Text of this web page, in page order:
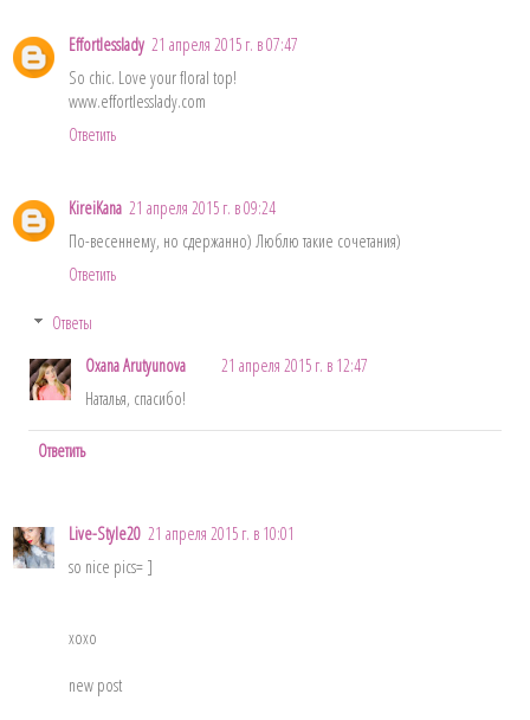
Effortlesslady 21 апреля 2015 г. в 07:47
So chic. Love your floral top!
www.effortlesslady.com
Ответить
KireiKana 21 апреля 2015 г. в 09:24
По-весеннему, но сдержанно) Люблю такие сочетания)
Ответить
Ответы
Oxana Arutyunova
21 апреля 2015 г. в 12:47
Наталья, спасибо!
Ответить
Live-Style20 21 апреля 2015 г. в 10:01
so nice pics= ]
xoxo
new post